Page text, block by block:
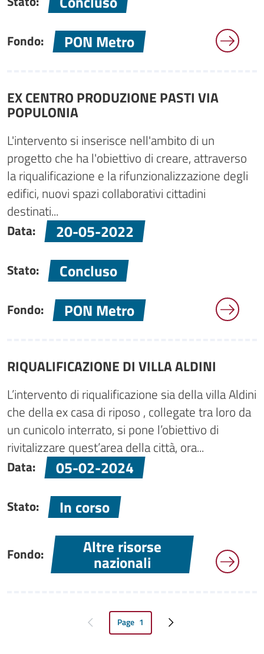
Fondo: PON Metro
EX CENTRO PRODUZIONE PASTI VIA
POPULONIA
L'intervento si inserisce nell'ambito di un
progetto che ha l'obiettivo di creare, attraverso
la riqualificazione e la rifunzionalizzazione degli
edifici, nuovi spazi collaborativi cittadini
destinati...
Data:
20-05-2022
Stato: Concluso
Fondo: PON Metro
RIQUALIFICAZIONE DI VILLA ALDINI
L’intervento di riqualificazione sia della villa Aldini
che della ex casa di riposo , collegate tra loro da
un cunicolo interrato, si pone l’obiettivo di
rivitalizzare quest’area della città, ora...
Data:
05-02-2024
Stato: In corso
Fondo: Altre risorse
nazionali
Pagina precedentePagina attuale
Page 1 Pagina successiva